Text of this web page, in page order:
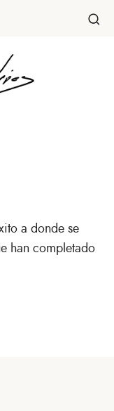
a donde se
han completado